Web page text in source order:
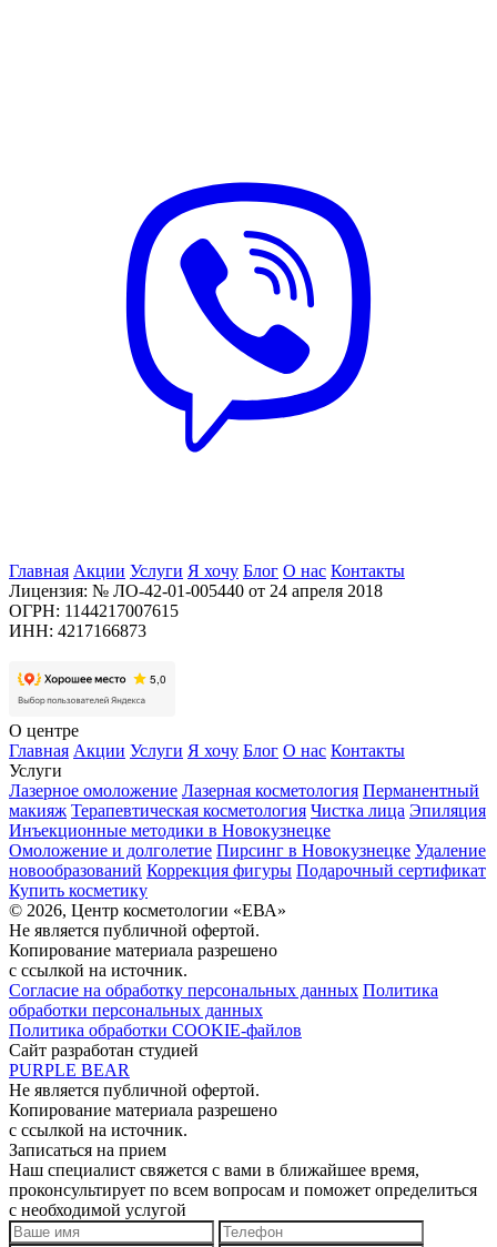
Главная Акции Услуги Я хочу Блог О нас Контакты
Лицензия: № ЛО-42-01-005440 от 24 апреля 2018
ОГРН: 1144217007615
ИНН: 4217166873
О центре
Главная Акции Услуги Я хочу Блог О нас Контакты
Услуги
Лазерное омоложение Лазерная косметология Перманентный
макияж Терапевтическая косметология Чистка лица Эпиляция
Инъекционные методики в Новокузнецке
Омоложение и долголетие Пирсинг в Новокузнецке Удаление
новообразований Коррекция фигуры Подарочный сертификат
Купить косметику
© 2026, Центр косметологии «ЕВА»
Не является публичной офертой.
Копирование материала разрешено
с ссылкой на источник.
Согласие на обработку персональных данных Политика
обработки персональных данных
Политика обработки COOKIE-файлов
Сайт разработан студией
PURPLE BEAR
Не является публичной офертой.
Копирование материала разрешено
с ссылкой на источник.
Записаться на прием
Наш специалист свяжется с вами в ближайшее время,
проконсультирует по всем вопросам и поможет определиться
с необходимой услугой